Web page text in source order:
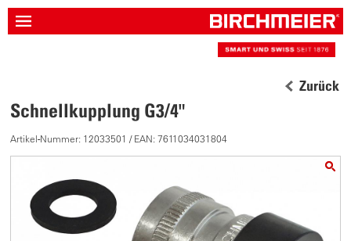
Zurück
Schnellkupplung G3/4"
Artikel-Nummer: 12033501 / EAN: 7611034031804